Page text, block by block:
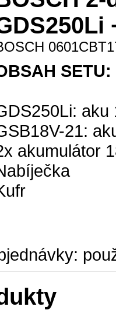
SETU:
aku
21:
akumulátor